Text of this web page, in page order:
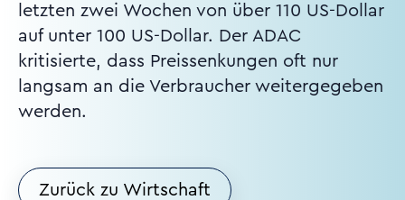
letzten zwei Wochen von über 110 US-Dollar
auf unter 100 US-Dollar. Der ADAC
kritisierte, dass Preissenkungen oft nur
langsam an die Verbraucher weitergegeben
werden.
Zurück zu Wirtschaft